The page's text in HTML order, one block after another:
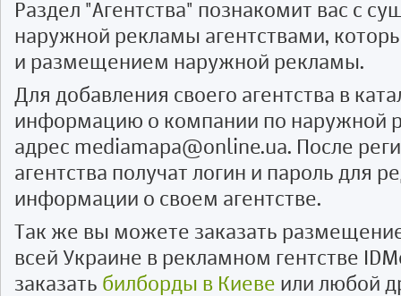
Раздел "Агентства" познакомит вас с
наружной рекламы агентствами,
и размещением наружной рекламы.
Для добавления своего агентства в
информацию о компании по наружной
адрес mediamapa@online.ua. После
агентства получат логин и пароль для
информации о своем агентстве.
Так же вы можете заказать
всей Украине в рекламном гентстве
заказать билборды в Киеве или любой